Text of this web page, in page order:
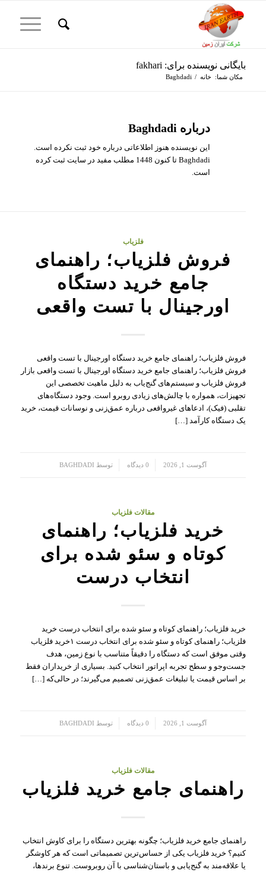
بایگانی نویسنده برای: fakhari
مکان شما: خانه /
Baghdadi
درباره Baghdadi
این نویسنده هنوز اطلاعاتی درباره خود ثبت نکرده است.
Baghdadi
تا کنون 1448 مطلب مفید در سایت ثبت کرده
است.
فلزیاب
فروش فلزیاب؛ راهنمای
جامع خرید دستگاه
اورجینال با تست واقعی
فروش فلزیاب؛ راهنمای جامع خرید دستگاه اورجینال با تست واقعی
فروش فلزیاب؛ راهنمای جامع خرید دستگاه اورجینال با تست واقعی بازار
فروش فلزیاب و سیستم‌های گنج‌یاب به دلیل ماهیت تخصصی این
تجهیزات، همواره با چالش‌های زیادی روبرو است. وجود دستگاه‌های
تقلبی (فیک)، ادعاهای غیرواقعی درباره عمق‌زنی و نوسانات قیمت، خرید
یک دستگاه کارآمد […]
آگوست 1, 2026
/ 0 دیدگاه توسط BAGHDADI
مقالات فلزیاب
خرید فلزیاب؛ راهنمای
کوتاه و سئو شده برای
انتخاب درست
خرید فلزیاب؛ راهنمای کوتاه و سئو شده برای انتخاب درست خرید
فلزیاب؛ راهنمای کوتاه و سئو شده برای انتخاب درست ۱خرید فلزیاب
وقتی موفق است که دستگاه را دقیقاً متناسب با نوع زمین، هدف
جست‌وجو و سطح تجربه اپراتور انتخاب کنید. بسیاری از خریداران فقط
بر اساس قیمت یا تبلیغات عمق‌زنی تصمیم می‌گیرند؛ در حالی‌که […]
آگوست 1, 2026
/ 0 دیدگاه توسط BAGHDADI
مقالات فلزیاب
راهنمای جامع خرید فلزیاب
راهنمای جامع خرید فلزیاب؛ چگونه بهترین دستگاه را برای کاوش انتخاب
کنیم؟ خرید فلزیاب یکی از حساس‌ترین تصمیماتی است که هر کاوشگر
یا علاقه‌مند به گنج‌یابی و باستان‌شناسی با آن روبروست. تنوع برندها،